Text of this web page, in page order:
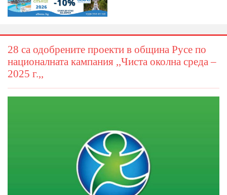
28 са одобрените проекти в община Русе по
националната кампания ,,Чиста околна среда –
2025 г.,,